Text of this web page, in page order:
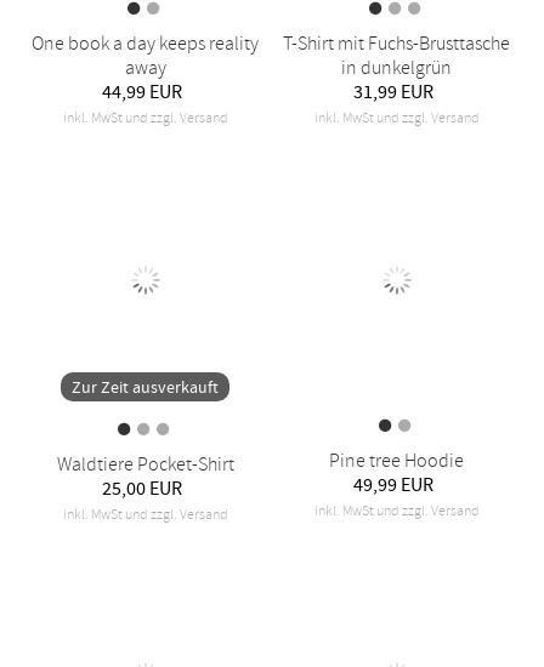
One book a day keeps reality
away
44,99 EUR
inkl. MwSt und zzgl. Versand
T-Shirt mit Fuchs-Brusttasche
in dunkelgrün
31,99 EUR
inkl. MwSt und zzgl. Versand
Waldtiere Pocket-Shirt
Pine tree Hoodie